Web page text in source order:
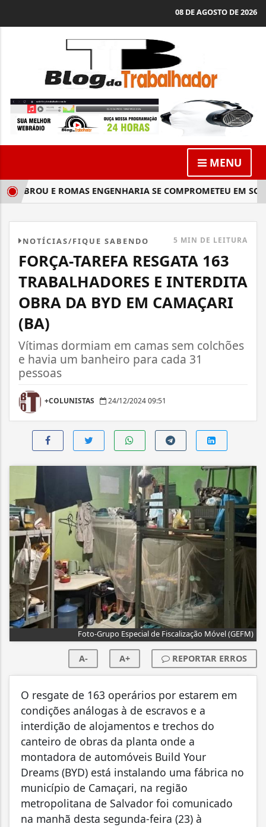
08 DE AGOSTO DE 2026
MENU
E ROMAS ENGENHARIA SE COMPROMETEU EM
NOTÍCIAS/FIQUE SABENDO 5 MIN DE LEITURA
FORÇA-TAREFA RESGATA 163
TRABALHADORES E INTERDITA
OBRA DA BYD EM CAMAÇARI
(BA)
Vítimas dormiam em camas sem colchões
e havia um banheiro para cada 31
pessoas
+COLUNISTAS 24/12/2024 09:51
Foto-Grupo Especial de Fiscalização Móvel (GEFM)
A- A+ REPORTAR ERROS
O resgate de 163 operários por estarem em
condições análogas à de escravos e a
interdição de alojamentos e trechos do
canteiro de obras da planta onde a
montadora de automóveis Build Your
Dreams (BYD) está instalando uma fábrica no
município de Camaçari, na região
metropolitana de Salvador foi comunicado
na manhã desta segunda-feira (23) à